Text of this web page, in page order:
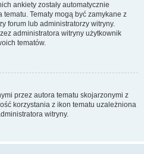
ankiety zostały automatycznie
Tematy mogą być zamykane z
forum lub administratorzy witryny.
administratora witryny użytkownik
tematów.
przez autora tematu skojarzonymi z
korzystania z ikon tematu uzależniona
witryny.